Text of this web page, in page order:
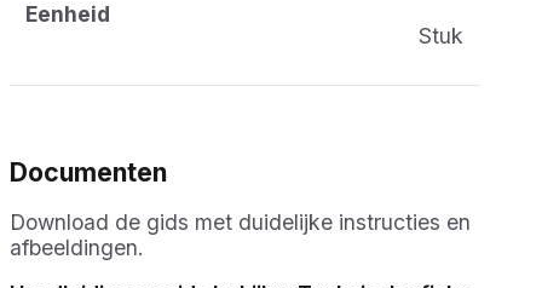
Eenheid
stuk
Documenten
Download de gids met duidelijke instructies en
afbeeldingen.